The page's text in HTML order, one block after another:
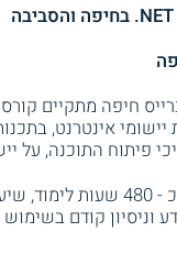
יישומי אינטרנט,
פיתוח התוכנה,
היקפו של הקורס הוא
וניסיון קודם